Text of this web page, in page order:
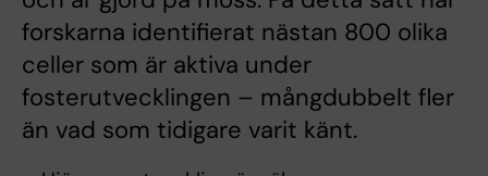
forskarna identifierat nästan 800 olika
celler som är aktiva under
fosterutvecklingen – mångdubbelt fler
än vad som tidigare varit känt.